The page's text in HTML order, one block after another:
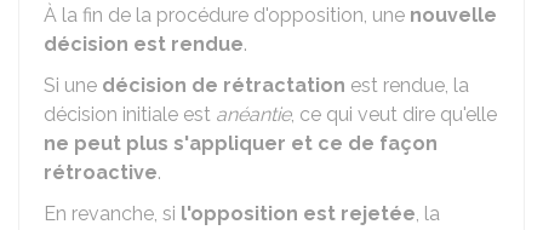
À la fin de la procédure d'opposition, une nouvelle
décision est rendue.
Si une décision de rétractation est rendue, la
décision initiale est anéantie, ce qui veut dire qu'elle
ne peut plus s'appliquer et ce de façon
rétroactive.
En revanche, si l'opposition est rejetée, la